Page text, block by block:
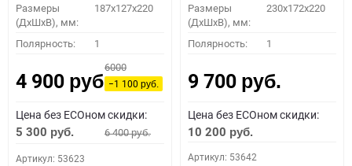
Размеры
(ДхШхВ), мм:
187x127x220
Полярность: 1
4 900 руб.
6000
−1 100руб.
Цена без ECOном скидки:
5 300 руб. 6 400руб.
Артикул: 53623
Размеры
(ДхШхВ), мм:
230x172x220
Полярность: 1
9 700 руб.
Цена без ECOном скидки:
10 200 руб.
Артикул: 53642